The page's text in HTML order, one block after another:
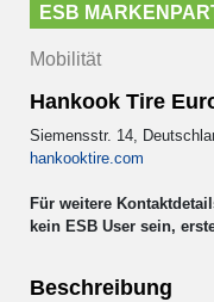
ESB
Mobilität
Hankook Tire
Siemensstr. 14,
hankooktire.com
Für weitere
kein ESB User sein,
Beschreibung